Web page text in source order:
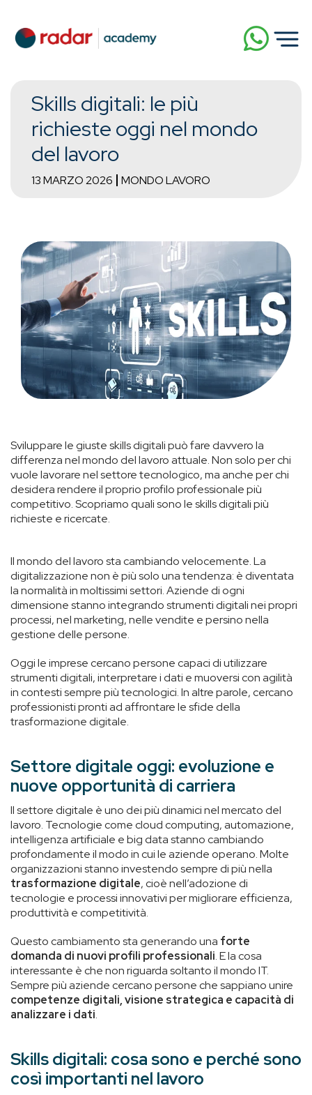
Skills digitali: le più
richieste oggi nel mondo
del lavoro
13 MARZO 2026 MONDO LAVORO
Sviluppare le giuste skills digitali può fare davvero la
differenza nel mondo del lavoro attuale. Non solo per chi
vuole lavorare nel settore tecnologico, ma anche per chi
desidera rendere il proprio profilo professionale più
competitivo. Scopriamo quali sono le skills digitali più
richieste e ricercate.
Il mondo del lavoro sta cambiando velocemente. La
digitalizzazione non è più solo una tendenza: è diventata
la normalità in moltissimi settori. Aziende di ogni
dimensione stanno integrando strumenti digitali nei propri
processi, nel marketing, nelle vendite e persino nella
gestione delle persone.
Oggi le imprese cercano persone capaci di utilizzare
strumenti digitali, interpretare i dati e muoversi con agilità
in contesti sempre più tecnologici. In altre parole, cercano
professionisti pronti ad affrontare le sfide della
trasformazione digitale.
Settore digitale oggi: evoluzione e
nuove opportunità di carriera
Il settore digitale è uno dei più dinamici nel mercato del
lavoro. Tecnologie come cloud computing, automazione,
intelligenza artificiale e big data stanno cambiando
profondamente il modo in cui le aziende operano. Molte
organizzazioni stanno investendo sempre di più nella
trasformazione digitale, cioè nell’adozione di
tecnologie e processi innovativi per migliorare efficienza,
produttività e competitività.
Questo cambiamento sta generando una forte
domanda di nuovi profili professionali. E la cosa
interessante è che non riguarda soltanto il mondo IT.
Sempre più aziende cercano persone che sappiano unire
competenze digitali, visione strategica e capacità di
analizzare i dati.
Skills digitali: cosa sono e perché sono
così importanti nel lavoro